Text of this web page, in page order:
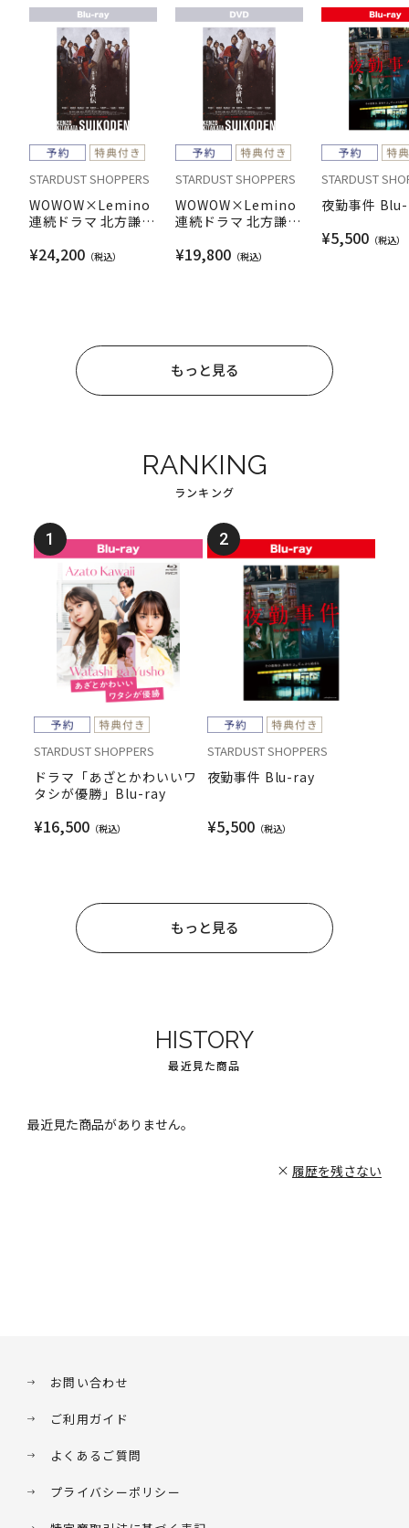
STARDUST SHOPPERS
WOWOW×Lemino
連続ドラマ 北方謙三
¥24,200
STARDUST SHOPPERS
WOWOW×Lemino
連続ドラマ 北方謙三
¥19,800
STARDUST
夜勤事件
¥5,500
もっと見る
RANKING
ランキング
1
STARDUST SHOPPERS
ドラマ「あざとかわいいワ
タシが優勝」Blu-ray
¥16,500
2
STARDUST SHOPPERS
夜勤事件 Blu-ray
¥5,500
もっと見る
HISTORY
最近見た商品
最近見た商品がありません。
履歴を残さない
お問い合わせ
ご利用ガイド
よくあるご質問
プライバシーポリシー